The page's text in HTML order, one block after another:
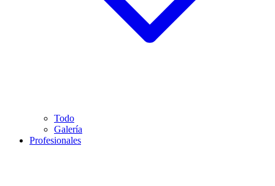
Todo
Galería
Profesionales